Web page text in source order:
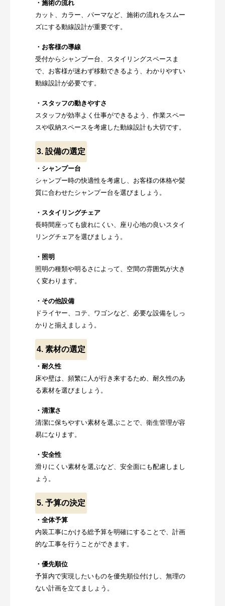
・施術の流れ
カット、カラー、パーマなど、施術の流れをスムー
ズにする動線設計が重要です。
・お客様の導線
受付からシャンプー台、スタイリングスペースま
で、お客様が迷わず移動できるよう、わかりやすい
動線設計が必要です。
・スタッフの動きやすさ
スタッフが効率よく仕事ができるよう、作業スペー
スや収納スペースを考慮した動線設計も大切です。
3. 設備の選定
・シャンプー台
シャンプー時の快適性を考慮し、お客様の体格や髪
質に合わせたシャンプー台を選びましょう。
・スタイリングチェア
長時間座っても疲れにくい、座り心地の良いスタイ
リングチェアを選びましょう。
・照明
照明の種類や明るさによって、空間の雰囲気が大き
く変わります。
・その他設備
ドライヤー、コテ、ワゴンなど、必要な設備をしっ
かりと揃えましょう。
4. 素材の選定
・耐久性
床や壁は、頻繁に人が行き来するため、耐久性のあ
る素材を選びましょう。
・清潔さ
清潔に保ちやすい素材を選ぶことで、衛生管理が容
易になります。
・安全性
滑りにくい素材を選ぶなど、安全面にも配慮しまし
ょう。
5. 予算の決定
・全体予算
内装工事にかける総予算を明確にすることで、計画
的な工事を行うことができます。
・優先順位
予算内で実現したいものを優先順位付けし、無理の
ない計画を立てましょう。